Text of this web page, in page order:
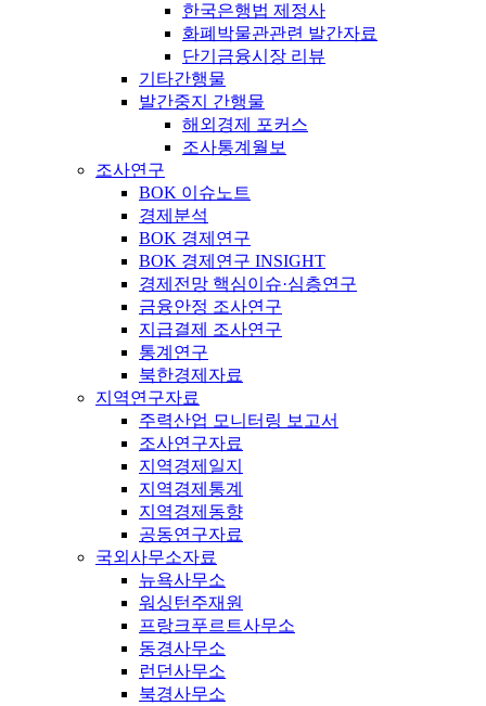
한국은행법 제정사
화폐박물관관련 발간자료
단기금융시장 리뷰
기타간행물
발간중지 간행물
해외경제 포커스
조사통계월보
조사연구
BOK 이슈노트
경제분석
BOK 경제연구
BOK 경제연구 INSIGHT
경제전망 핵심이슈·심층연구
금융안정 조사연구
지급결제 조사연구
통계연구
북한경제자료
지역연구자료
주력산업 모니터링 보고서
조사연구자료
지역경제일지
지역경제통계
지역경제동향
공동연구자료
국외사무소자료
뉴욕사무소
워싱턴주재원
프랑크푸르트사무소
동경사무소
런던사무소
북경사무소